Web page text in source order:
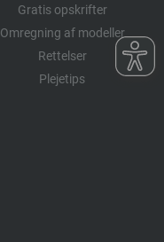
Gratis opskrifter
Omregning af modeller
Rettelser
Plejetips